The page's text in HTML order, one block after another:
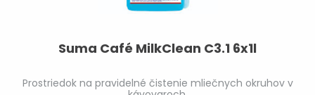
Suma Café MilkClean C3.1 6x1l
Prostriedok na pravidelné čistenie mliečnych okruhov v